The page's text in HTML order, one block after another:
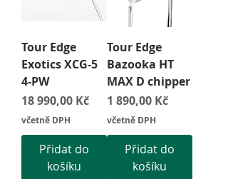
Tour Edge
Exotics XCG-5
4-PW
Cena
18 990,00 Kč
včetně DPH
Přidat do
košíku
Tour Edge
Bazooka HT
MAX D chipper
Cena
1 890,00 Kč
včetně DPH
Přidat do
košíku